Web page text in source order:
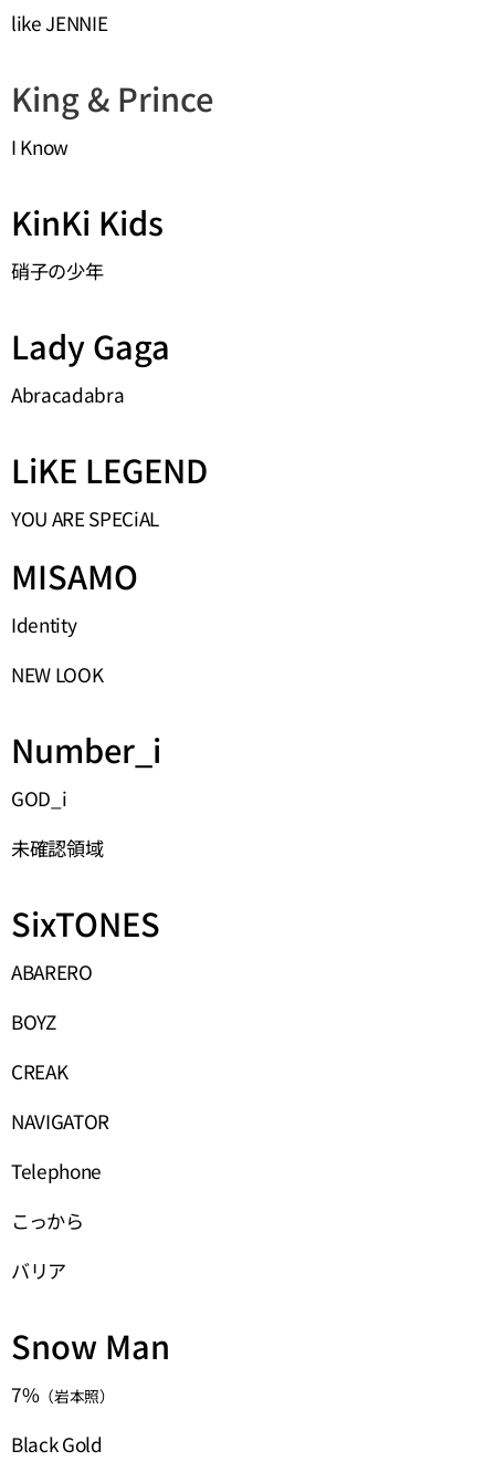
like JENNIE
King & Prince
I Know
KinKi Kids
硝子の少年
Lady Gaga
Abracadabra
LiKE LEGEND
YOU ARE SPECiAL
MISAMO
Identity
NEW LOOK
Number_i
GOD_i
未確認領域
SixTONES
ABARERO
BOYZ
CREAK
NAVIGATOR
Telephone
こっから
バリア
Snow Man
7%（岩本照）
Black Gold